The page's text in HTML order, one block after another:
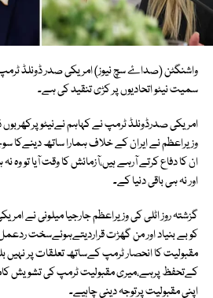
واشنگٹن (صداۓ سچ نیوز) امریکی صدر ڈونلڈ ٹرمپ
سمیت نیٹو اتحادیوں پر کڑی تنقید کی ہے۔
امریکی صدرڈونلڈ ٹرمپ نے کہاہم نےنیٹو پرکھربوں
وزیراعظم نے ایران کے خلاف ہمارا ساتھ دینےکا
ان کا دفاع کرتے آرہے ہیں،آزمائش کا وقت آیا تو
اور نہ ہی باقی دنیا کے۔
گزشتہ روز اٹلی کی وزیراعظم جارجیا میلونی نے
کو بے بنیاد اور من گھڑت قراردیتےہوئےسخت ردعمل
مقبولیت کا انحصار ٹرمپ کےساتھ تعلقات پر نہیں
کےتحفظ پرہے،میری مقبولیت ٹرمپ کی تشویش
اپنی مقبولیت پرتوجہ دینی چاہیے۔